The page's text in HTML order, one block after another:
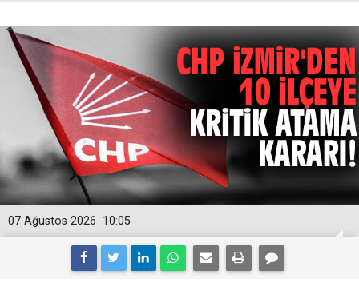
10:05
07 Ağustos 2026